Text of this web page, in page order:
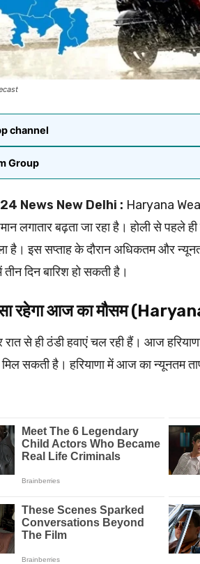
channel
Group
News New Delhi : Haryana
लगातार बढ़ता जा रहा है। होली से पहले
है। इस सप्ताह के दौरान अधिकतम और
तीन दिन बारिश हो सकती है।
रहेगा आज का मौसम
रात से ही ठंडी हवाएं चल रही हैं। आज
मिल सकती है। हरियाणा में आज का न्यूनतम